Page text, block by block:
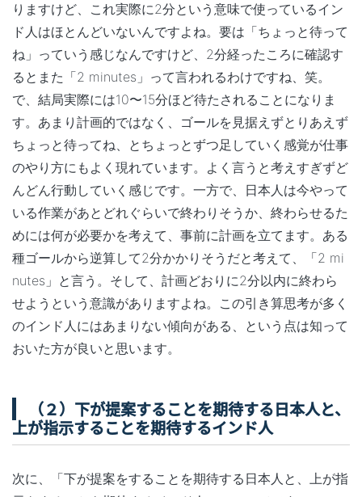
りますけど、これ実際に2分という意味で使っているイン
ド人はほとんどいないんですよね。要は「ちょっと待って
ね」っていう感じなんですけど、2分経ったころに確認す
るとまた「2 minutes」って言われるわけですね、笑。
で、結局実際には10〜15分ほど待たされることになりま
す。あまり計画的ではなく、ゴールを見据えずとりあえず
ちょっと待ってね、とちょっとずつ足していく感覚が仕事
のやり方にもよく現れています。よく言うと考えすぎずど
んどん行動していく感じです。一方で、日本人は今やって
いる作業があとどれぐらいで終わりそうか、終わらせるた
めには何が必要かを考えて、事前に計画を立てます。ある
種ゴールから逆算して2分かかりそうだと考えて、「2 mi
nutes」と言う。そして、計画どおりに2分以内に終わら
せようという意識がありますよね。この引き算思考が多く
のインド人にはあまりない傾向がある、という点は知って
おいた方が良いと思います。
（２）下が提案することを期待する日本人と、
上が指示することを期待するインド人
次に、「下が提案をすることを期待する日本人と、上が指